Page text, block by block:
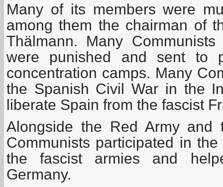
Many of its members were
among them the chairman of
Thälmann. Many
were punished and sent to
concentration camps. Many
the Spanish Civil War in the
liberate Spain from the fascist
Alongside the Red Army and
Communists participated in
the fascist armies and
Germany.